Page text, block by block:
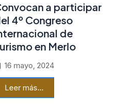
a participar
4º Congreso
de
en Merlo
16 mayo, 2024
Leer más…